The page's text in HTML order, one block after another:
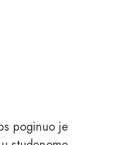
poginuo je